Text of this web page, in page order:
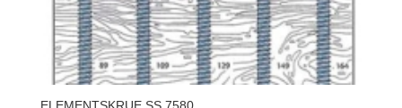
ELEMENTSKRUE SS 7580